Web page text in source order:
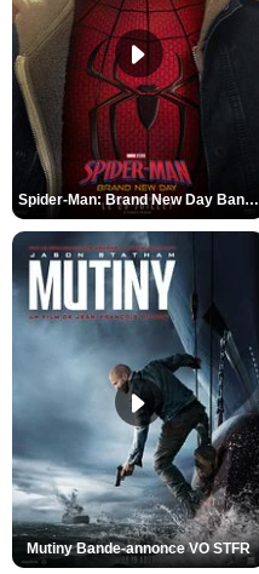
Spider-Man: Brand New Day Bande-annonce VO STFR
Mutiny Bande-annonce VO STFR